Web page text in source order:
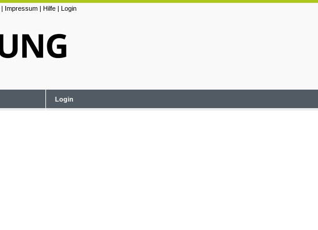
| Impressum | Hilfe | Login
Login